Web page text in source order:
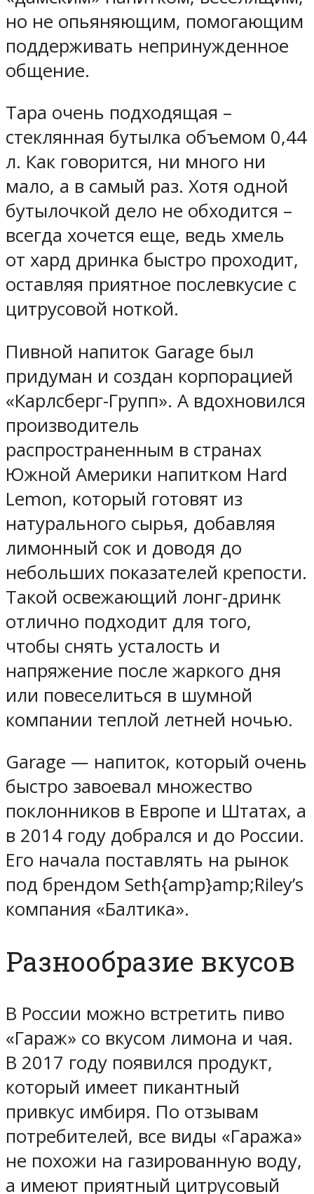
но не опьяняющим, помогающим
поддерживать непринужденное
общение.
Тара очень подходящая –
стеклянная бутылка объемом 0,44
л. Как говорится, ни много ни
мало, а в самый раз. Хотя одной
бутылочкой дело не обходится –
всегда хочется еще, ведь хмель
от хард дринка быстро проходит,
оставляя приятное послевкусие с
цитрусовой ноткой.
Пивной напиток Garage был
придуман и создан корпорацией
«Карлсберг-Групп». А вдохновился
производитель
распространенным в странах
Южной Америки напитком Hard
Lemon, который готовят из
натурального сырья, добавляя
лимонный сок и доводя до
небольших показателей крепости.
Такой освежающий лонг-дринк
отлично подходит для того,
чтобы снять усталость и
напряжение после жаркого дня
или повеселиться в шумной
компании теплой летней ночью.
Garage — напиток, который очень
быстро завоевал множество
поклонников в Европе и Штатах, а
в 2014 году добрался и до России.
Его начала поставлять на рынок
под брендом Seth{amp}amp;Riley’s
компания «Балтика».
Разнообразие вкусов
В России можно встретить пиво
«Гараж» со вкусом лимона и чая.
В 2017 году появился продукт,
который имеет пикантный
привкус имбиря. По отзывам
потребителей, все виды «Гаража»
не похожи на газированную воду,
а имеют приятный цитрусовый